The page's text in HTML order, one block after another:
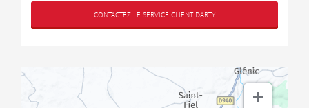
CONTACTEZ LE SERVICE CLIENT DARTY